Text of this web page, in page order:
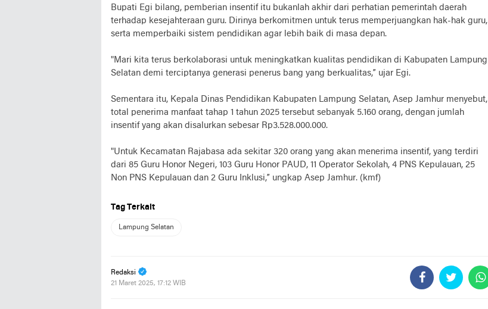
Bupati Egi bilang, pemberian insentif itu bukanlah akhir dari perhatian pemerintah daerah
terhadap kesejahteraan guru. Dirinya berkomitmen untuk terus memperjuangkan hak-hak guru,
serta memperbaiki sistem pendidikan agar lebih baik di masa depan.
"Mari kita terus berkolaborasi untuk meningkatkan kualitas pendidikan di Kabupaten Lampung
Selatan demi terciptanya generasi penerus bang yang berkualitas,” ujar Egi.
Sementara itu, Kepala Dinas Pendidikan Kabupaten Lampung Selatan, Asep Jamhur menyebut,
total penerima manfaat tahap 1 tahun 2025 tersebut sebanyak 5.160 orang, dengan jumlah
insentif yang akan disalurkan sebesar Rp3.528.000.000.
"Untuk Kecamatan Rajabasa ada sekitar 320 orang yang akan menerima insentif, yang terdiri
dari 85 Guru Honor Negeri, 103 Guru Honor PAUD, 11 Operator Sekolah, 4 PNS Kepulauan, 25
Non PNS Kepulauan dan 2 Guru Inklusi,” ungkap Asep Jamhur. (kmf)
Tag Terkait
Lampung Selatan
Redaksi
21 Maret 2025, 17:12 WIB